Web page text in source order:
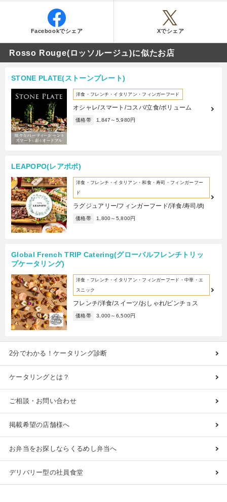
Facebookでシェア Xでシェア
Rosso Rouge(ロッソルージュ)に似たお店
STONE PLATE(ストーンプレート)
洋食・フレンチ・イタリアン・フィンガーフード
オシャレ/スマート/コスパ/立食/ボリューム
価格帯 1,847～5,980円
LEAPOPO(レアポポ)
洋食・フレンチ・イタリアン・和食・寿司・フィンガーフー
ド
ラグジュアリー/フィンガーフード/洋食/寿司/肉
価格帯 1,800～5,800円
Global French TRIP Catering(グローバルフレンチトリッ
プケータリング)
洋食・フレンチ・イタリアン・フィンガーフード・中華・エ
スニック
フレンチ/洋食/スイーツ/おしゃれ/ピンチョス
価格帯 3,000～6,500円
2分でわかる！ケータリング診断
ケータリングとは？
ご相談・お問い合わせ
掲載希望の店舗様へ
お弁当をお探しならくるめし弁当へ
デリバリー型の社員食堂